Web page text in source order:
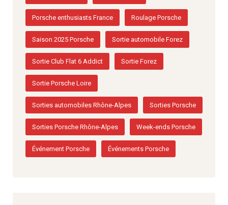
Porsche enthusiasts France Roulage Porsche
Saison 2025 Porsche Sortie automobile Forez
Sortie Club Flat 6 Addict Sortie Forez
Sortie Porsche Loire
Sorties automobiles Rhône-Alpes Sorties Porsche
Sorties Porsche Rhône-Alpes Week-ends Porsche
Événement Porsche Événements Porsche